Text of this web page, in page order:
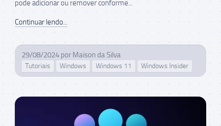
pode adicionar ou remover conforme...
Continuar lendo...
29/08/2024 por Maison da Silva
Tutoriais Windows Windows 11 Windows Insider